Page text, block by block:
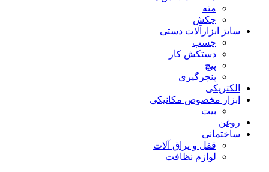
مته
چکش
سایز ابزارآلات دستی
چسب
دستکش کار
پیچ
پنچرگیری
الکتریکی
ابزار مخصوص مکانیکی
بیت
روغن
ساختمانی
قفل و یراق آلات
لوازم نظافت